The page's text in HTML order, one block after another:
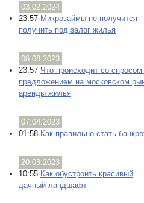
03.02.2024
23:57 Микрозаймы не получится
получить под залог жилья
06.08.2023
23:57 Что происходит со спросом
предложением на московском
аренды жилья
07.04.2023
01:58 Как правильно стать
20.03.2023
10:55 Как обустроить красивый
дачный ландшафт